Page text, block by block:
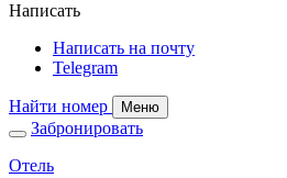
Написать
Написать на почту
Telegram
Найти номер Меню
Забронировать
Отель